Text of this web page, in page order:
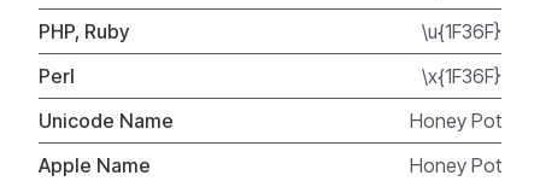
PHP, Ruby
\u{1F36F}
Perl
\x{1F36F}
Unicode Name
Honey Pot
Apple Name
Honey Pot